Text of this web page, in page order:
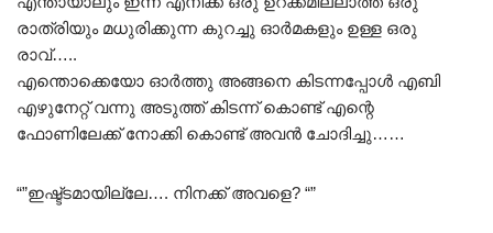
രാത്രിയും മധുരിക്കുന്ന കുറച്ചു ഓർമകളും ഉള്ള ഒരു
രാവ്…..
എന്തൊക്കെയോ ഓർത്തു അങ്ങനെ കിടന്നപ്പോൾ എബി
എഴുനേറ്റ് വന്നു അടുത്ത് കിടന്ന് കൊണ്ട് എന്റെ
ഫോണിലേക്ക് നോക്കി കൊണ്ട് അവൻ ചോദിച്ചു……
“”ഇഷ്ട്ടമായില്ലേ…. നിനക്ക് അവളെ? “”